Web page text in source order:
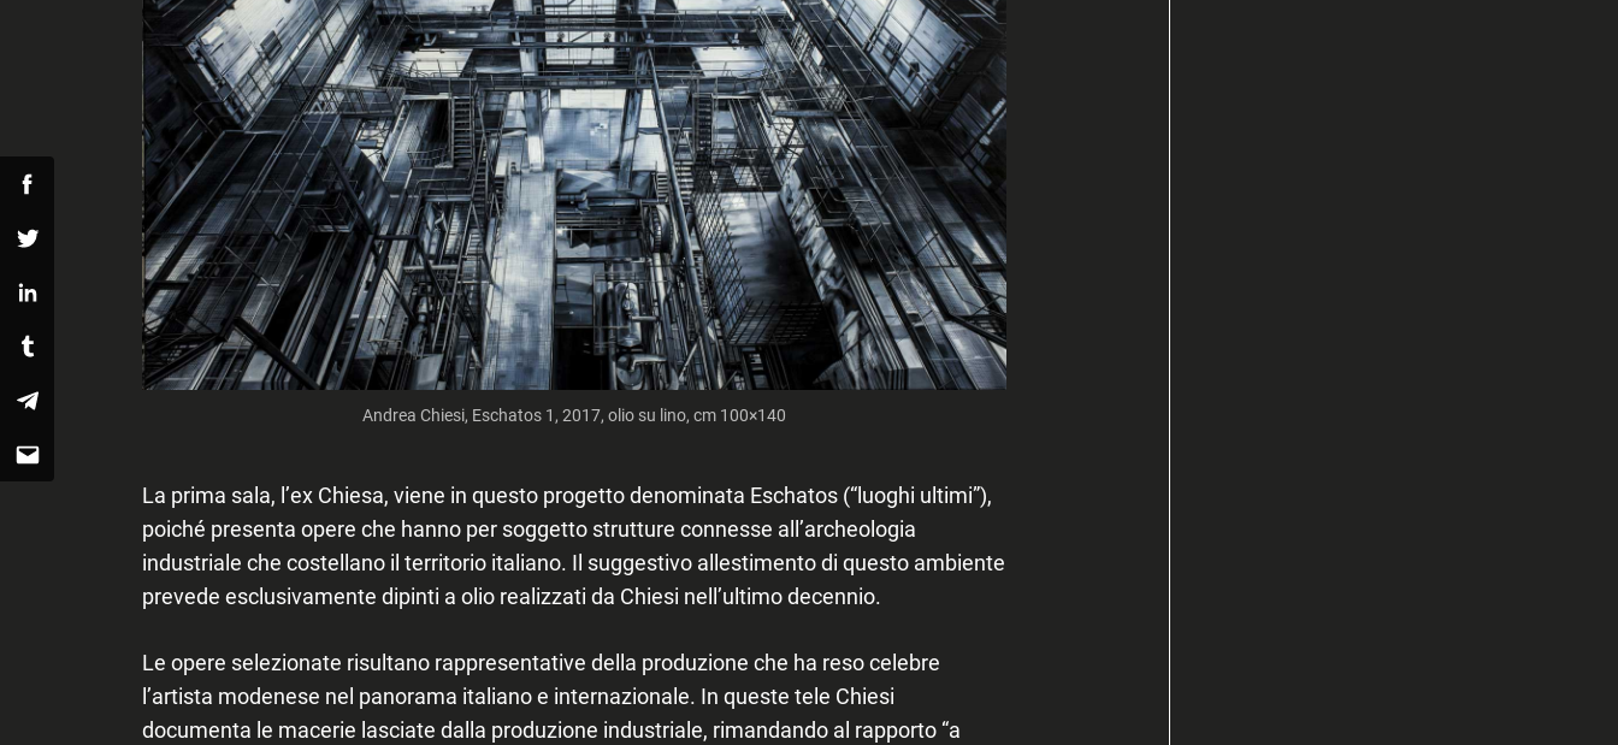
Andrea Chiesi, Eschatos 1, 2017, olio su lino, cm 100×140
La prima sala, l’ex Chiesa, viene in questo progetto denominata Eschatos(“luoghi ultimi”),
poiché presenta opere che hanno per soggetto strutture connesse all’archeologia
industriale che costellano il territorio italiano. Il suggestivo allestimento di questo ambiente
prevede esclusivamente dipinti a oliorealizzati da Chiesi nell’ultimo decennio.
Le opere selezionate risultano rappresentative della produzione che ha reso celebre
l’artista modenese nel panorama italiano e internazionale. In queste tele Chiesi
documenta le macerie lasciate dalla produzione industriale, rimandando al rapporto “a
Facebook
Twitter
Linkedin
Tumblr
Telegram
Email